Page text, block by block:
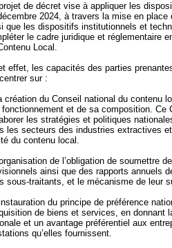
de décret vise à appliquer les
2024, à travers la mise en place
que les dispositifs institutionnels et
le cadre juridique et réglementaire
Local.
effet, les capacités des parties
sur :
création du Conseil national du contenu
fonctionnement et de sa composition. Ce
les stratégies et politiques
les secteurs des industries extractives et
du contenu local.
de l’obligation de soumettre
ainsi que des rapports annuels
sous-traitants, et le mécanisme de leur
du principe de préférence
de biens et services, en donnant
et un avantage préférentiel aux
qu’elles fournissent.